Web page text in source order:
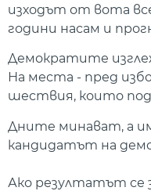
изходът от вота
години насам и
Демократите
На места - пред
шествия, които
Дните минават, а
кандидатът на
Ако резултатът се